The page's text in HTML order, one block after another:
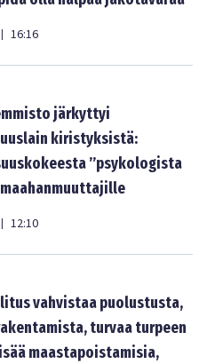
| 16:16
järkyttyi
kiristyksistä:
”psykologista
| 12:10
vahvistaa puolustusta,
turvaa turpeen
maastapoistamisia,